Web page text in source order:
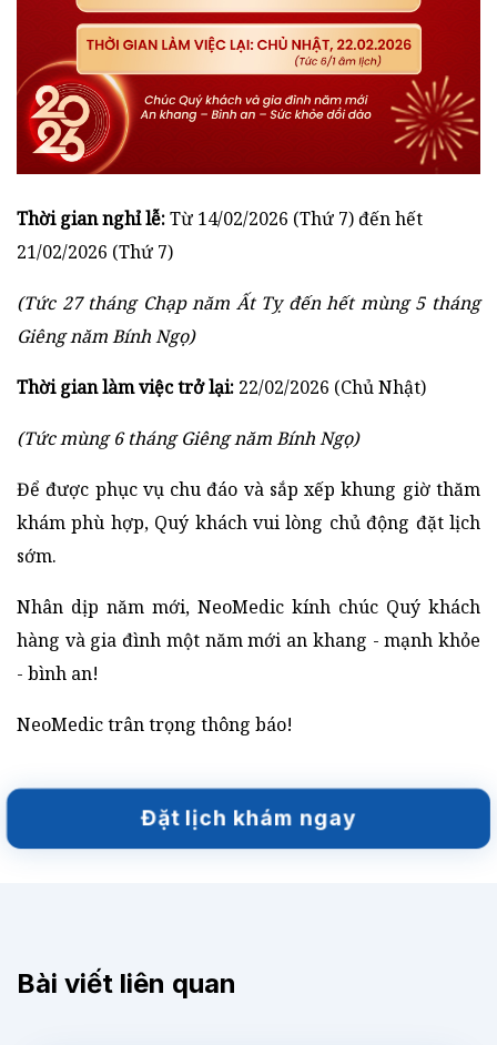
Thời gian nghỉ lễ:Từ 14/02/2026 (Thứ 7) đến hết
21/02/2026 (Thứ 7)
(Tức 27 tháng Chạp năm Ất Tỵ đến hết mùng 5 tháng
Giêng năm Bính Ngọ)
Thời gian làm việc trở lại: 22/02/2026 (Chủ Nhật)
(Tức mùng 6 tháng Giêng năm Bính Ngọ)
Để được phục vụ chu đáo và sắp xếp khung giờ thăm
khám phù hợp, Quý khách vui lòng chủ động đặt lịch
sớm.
Nhân dịp năm mới, NeoMedic kính chúc Quý khách
hàng và gia đình một năm mới an khang - mạnh khỏe
- bình an!
NeoMedic trân trọng thông báo!
Đặt lịch khám ngay
Bài viết liên quan